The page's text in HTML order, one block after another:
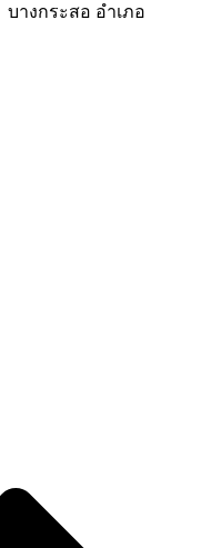
บางกระสอ อำเภอ